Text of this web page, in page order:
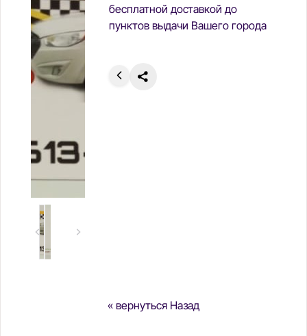
бесплатной доставкой до
пунктов выдачи Вашего города
« вернуться Назад